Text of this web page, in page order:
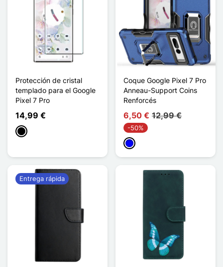
Protección de cristal
templado para el Google
Pixel 7 Pro
14,99 €
Negro
Coque Google Pixel 7 Pro
Anneau-Support Coins
Renforcés
6,50 € 12,99 €
-50%
Azul
Entrega rápida